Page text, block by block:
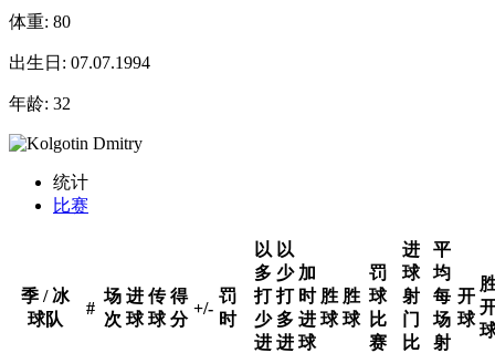
体重: 80
出生日: 07.07.1994
年龄: 32
统计
比赛
季 / 冰
球队
#
场
次
进
球
传
球
得
分
+/-
罚
时
以
多
打
少
进
以
少
打
多
进
加
时
进
球
胜
球
胜
球
罚
球
比
赛
进
球
射
门
比
平
均
每
场
射
开
球